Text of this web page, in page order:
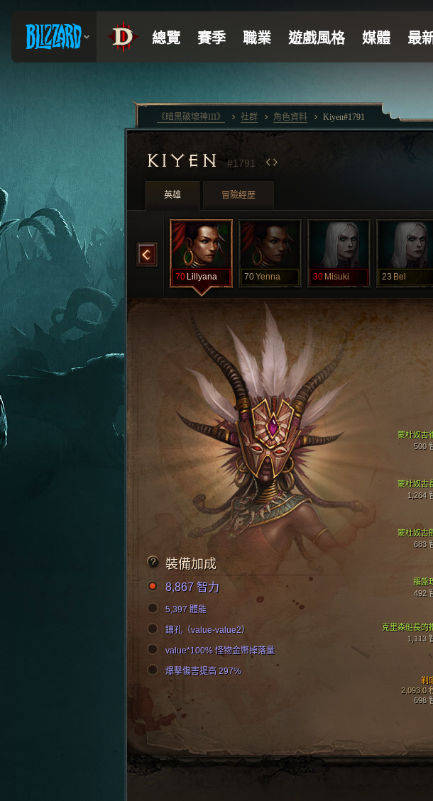
KIYEN#1791
英雄 冒險經歷
70 Lillith 70 Lillyana 70Yenna 30 Misuki 23 Bel
蒙杜奴古
1,264
蒙杜奴古
683
蒙杜奴古
500
克里森船長的
1,113
剃
2,093.0
698
羅盤
492
裝備加成
8,867 智力
5,397 體能
鑲孔（value-value2）
value*100% 怪物金幣掉落量
爆擊傷害提高 297%
《暗黑破壞神III》 社群 角色資料 Kiyen#1791